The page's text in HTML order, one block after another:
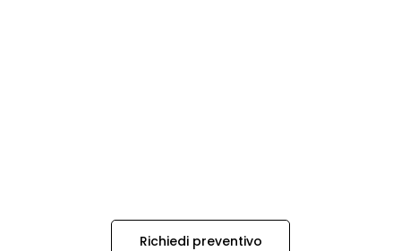
Richiedi preventivo